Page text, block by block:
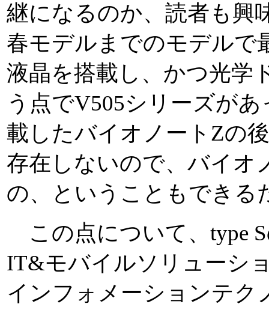
継になるのか、読者も興
春モデルまでのモデルで
液晶を搭載し、かつ光学
う点でV505シリーズが
載したバイオノートZの
存在しないので、バイオ
の、ということもできる
この点について、type
IT&モバイルソリューシ
インフォメーションテク